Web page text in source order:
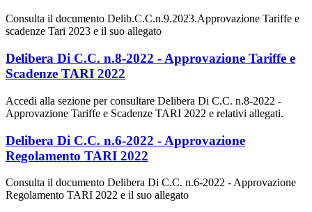
Consulta il documento Delib.C.C.n.9.2023.Approvazione Tariffe e
scadenze Tari 2023 e il suo allegato
Delibera Di C.C. n.8-2022 - Approvazione Tariffe e
Scadenze TARI 2022
Accedi alla sezione per consultare Delibera Di C.C. n.8-2022 -
Approvazione Tariffe e Scadenze TARI 2022 e relativi allegati.
Delibera Di C.C. n.6-2022 - Approvazione
Regolamento TARI 2022
Consulta il documento Delibera Di C.C. n.6-2022 - Approvazione
Regolamento TARI 2022 e il suo allegato